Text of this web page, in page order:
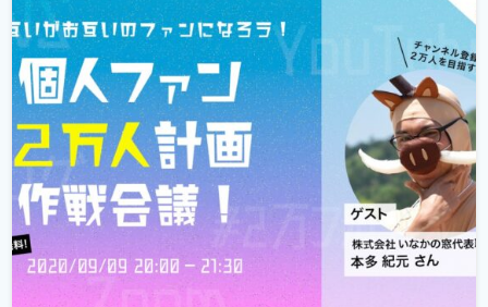
ァンを増やしていく...